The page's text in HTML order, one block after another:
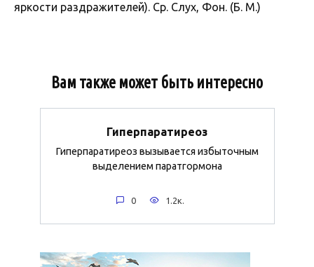
яркости раздражителей). Ср. Слух, Фон. (Б. М.)
Вам также может быть интересно
Гиперпаратиреоз
Гиперпаратиреоз вызывается избыточным
выделением паратгормона
0 1.2к.